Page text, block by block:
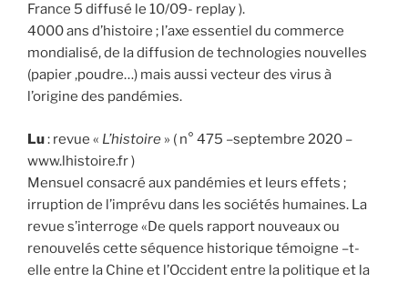
France 5 diffusé le 10/09- replay ).
4000 ans d’histoire ; l’axe essentiel du commerce
mondialisé, de la diffusion de technologies nouvelles
(papier ,poudre…) mais aussi vecteur des virus à
l’origine des pandémies.
Lu: revue « L’histoire » ( n° 475 –septembre 2020 –
www.lhistoire.fr )
Mensuel consacré aux pandémies et leurs effets ;
irruption de l’imprévu dans les sociétés humaines. La
revue s’interroge «De quels rapport nouveaux ou
renouvelés cette séquence historique témoigne –t-
elle entre la Chine et l’Occident entre la politique et la